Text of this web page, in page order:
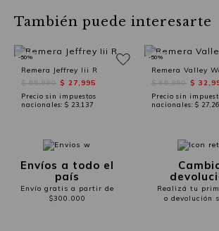
También puede interesarte
Remera Jeffrey Iii R
$ 55,990 $ 27,995
Precio sin impuestos
nacionales: $ 23,137
-50%
Remera Valley
$ 65,990 $
Precio sin
nacionales: $
-50%
Envíos a todo el
país
Envío gratis a partir de
$300.000
Realizá tu
o devolución